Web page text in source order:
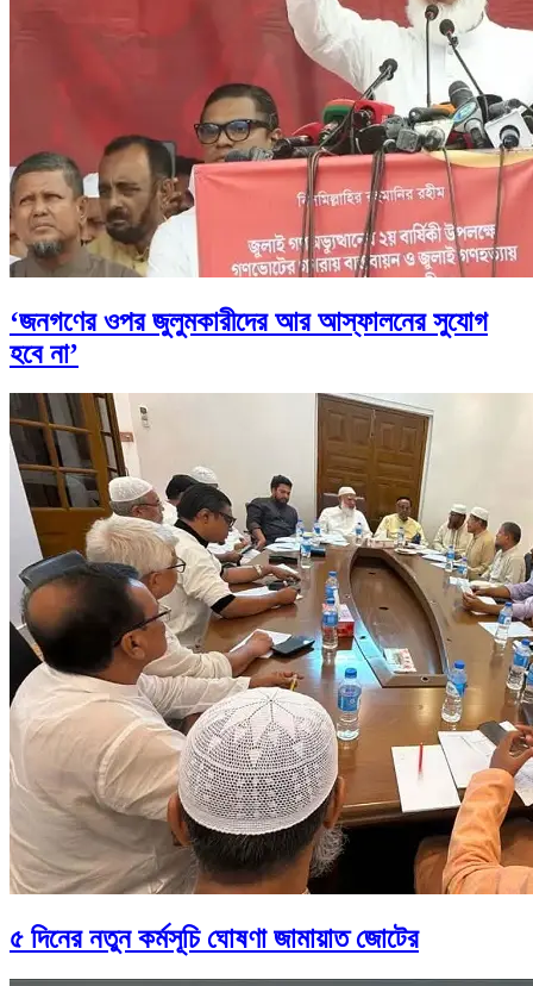
‘জনগণের ওপর জুলুমকারীদের আর আস্ফালনের সুযোগ
হবে না’
৫ দিনের নতুন কর্মসূচি ঘোষণা জামায়াত জোটের